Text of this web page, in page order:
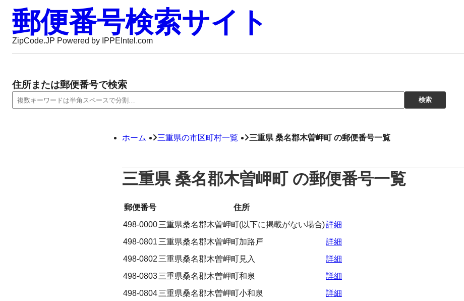
郵便番号検索サイト
ZipCode.JP Powered by IPPEIntel.com
住所または郵便番号で検索
ホーム 三重県の市区町村一覧 三重県 桑名郡木曽岬町 の郵便番号一覧
三重県 桑名郡木曽岬町 の郵便番号一覧
郵便番号
住所
498-0000三重県桑名郡木曽岬町(以下に掲載がない場合)詳細
498-0801 三重県桑名郡木曽岬町加路戸
詳細
498-0802 三重県桑名郡木曽岬町見入
詳細
498-0803三重県桑名郡木曽岬町和泉
詳細
498-0804三重県桑名郡木曽岬町小和泉
詳細